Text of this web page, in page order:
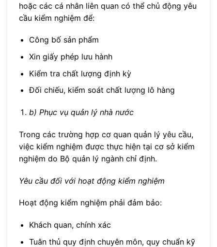
hoặc các cá nhân liên quan có thể chủ động yêu
cầu kiểm nghiệm để:
Công bố sản phẩm
Xin giấy phép lưu hành
Kiểm tra chất lượng định kỳ
Đối chiếu, kiểm soát chất lượng lô hàng
b) Phục vụ quản lý nhà nước
Trong các trường hợp cơ quan quản lý yêu cầu,
việc kiểm nghiệm được thực hiện tại cơ sở kiểm
nghiệm do Bộ quản lý ngành chỉ định.
Yêu cầu đối với hoạt động kiểm nghiệm
Hoạt động kiểm nghiệm phải đảm bảo:
Khách quan, chính xác
Tuân thủ quy định chuyên môn, quy chuẩn kỹ